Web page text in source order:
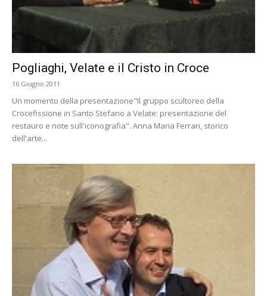
Pogliaghi, Velate e il Cristo in Croce
16 Giugno 2011
Un momento della presentazione"Il gruppo scultoreo della
Crocefissione in Santo Stefano a Velate: presentazione del
restauro e note sull'iconografia". Anna Maria Ferrari, storico
dell'arte...